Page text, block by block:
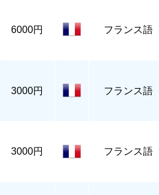
6000円 フランス語
3000円 フランス語
3000円 フランス語